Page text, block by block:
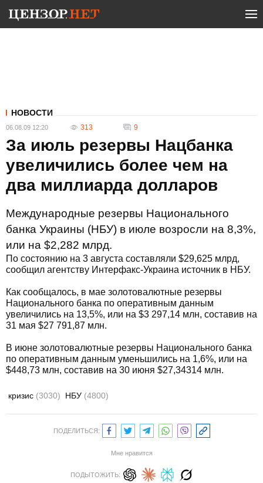
НОВОСТИ
06.08.09 12:20 313 9
За июль резервы Нацбанка
увеличились более чем на
два миллиарда долларов
Международные резервы Национального
банка Украины (НБУ) в июле возросли на 8,3%,
или на $2,282 млрд.
По состоянию на 3 августа составляли $29,625 млрд,
сообщил агентству Интерфакс-Украина источник в НБУ.
Как сообщалось, в мае золотовалютные резервы
Национального банка по оперативным данным
увеличились на 13,5%, или на $3 297,14 млн, составив на
31 мая $27 791,87 млн.
В июне золотовалютные резервы Национального банка
по оперативным данным уменьшились на 1,6%, или на
$448,73 млн, составив на 30 июня $27,34314 млн.
кризис (3030) НБУ (4800)
ПОДЕЛИТЬСЯ:
Мне нравится
ПОДЫТОЖИТЬ: